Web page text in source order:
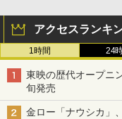
アクセスランキ
1時間 24
東映の歴代オープニ
旬発売
金ロー「ナウシカ」